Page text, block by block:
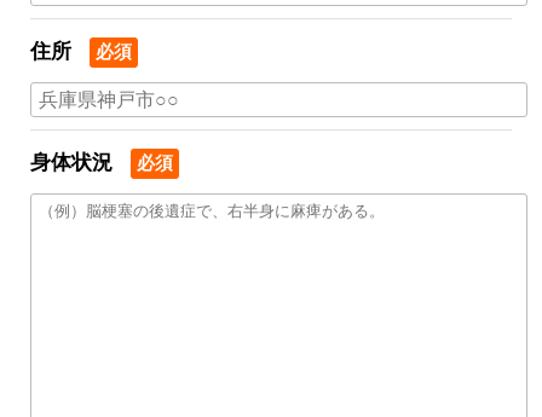
住所 必須
身体状況 必須